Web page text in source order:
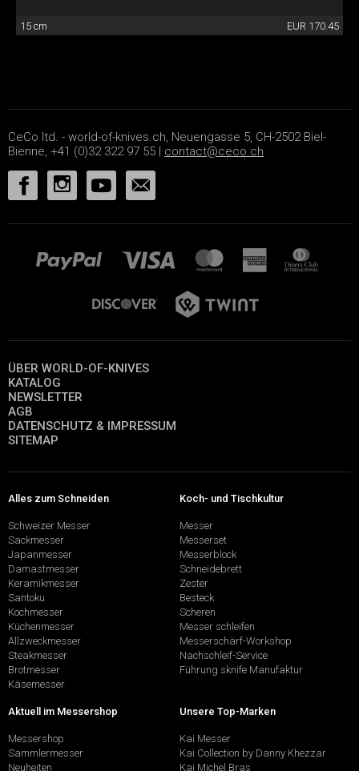
15 cm EUR 170.45
CeCo ltd. - world-of-knives.ch, Neuengasse 5, CH-2502 Biel-
Bienne, +41 (0)32 322 97 55 | contact@ceco.ch
ÜBER WORLD-OF-KNIVES
KATALOG
NEWSLETTER
AGB
DATENSCHUTZ & IMPRESSUM
SITEMAP
Alles zum Schneiden
Schweizer Messer
Sackmesser
Japanmesser
Damastmesser
Keramikmesser
Santoku
Kochmesser
Küchenmesser
Allzweckmesser
Steakmesser
Brotmesser
Käsemesser
Koch- und Tischkultur
Messer
Messerset
Messerblock
Schneidebrett
Zester
Besteck
Scheren
Messer schleifen
Messerschärf-Workshop
Nachschleif-Service
Führung sknife Manufaktur
Aktuell im Messershop
Messershop
Sammlermesser
Neuheiten
Unsere Top-Marken
Kai Messer
Kai Collection by Danny Khezzar
Kai Michel Bras